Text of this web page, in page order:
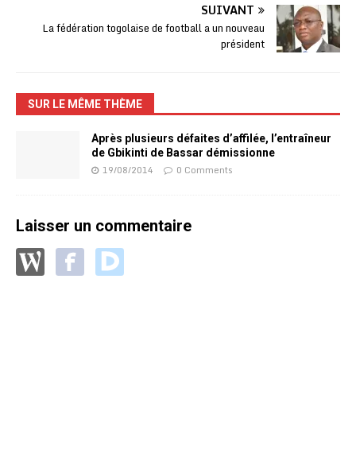
SUIVANT
La fédération togolaise de football a un nouveau
président
SUR LE MÊME THÈME
Après plusieurs défaites d’affilée, l’entraîneur
de Gbikinti de Bassar démissionne
19/08/2014 0 Comments
Laisser un commentaire